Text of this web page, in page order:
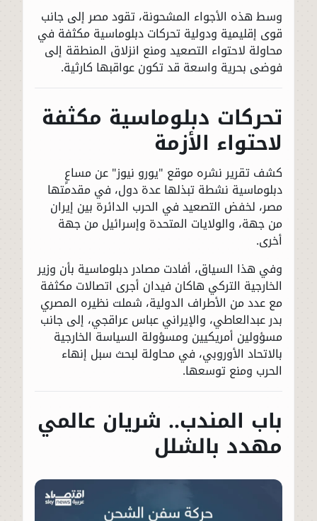
وسط هذه الأجواء المشحونة، تقود مصر إلى جانب
قوى إقليمية ودولية تحركات دبلوماسية مكثفة في
محاولة لاحتواء التصعيد ومنع انزلاق المنطقة إلى
فوضى بحرية واسعة قد تكون عواقبها كارثية.
تحركات دبلوماسية مكثفة
لاحتواء الأزمة
كشف تقرير نشره موقع "يورو نيوز" عن مساعٍ
دبلوماسية نشطة تبذلها عدة دول، في مقدمتها
مصر، لخفض التصعيد في الحرب الدائرة بين إيران
من جهة، والولايات المتحدة وإسرائيل من جهة
أخرى.
وفي هذا السياق، أفادت مصادر دبلوماسية بأن وزير
الخارجية التركي هاكان فيدان أجرى اتصالات مكثفة
مع عدد من الأطراف الدولية، شملت نظيره المصري
بدر عبدالعاطي، والإيراني عباس عراقجي، إلى جانب
مسؤولين أمريكيين ومسؤولة السياسة الخارجية
بالاتحاد الأوروبي، في محاولة لبحث سبل إنهاء
الحرب ومنع توسعها.
باب المندب.. شريان عالمي
مهدد بالشلل